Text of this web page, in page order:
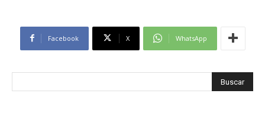
Facebook X WhatsApp